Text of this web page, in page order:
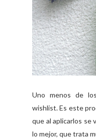
Uno menos de
wishlist. Es este
que al aplicarlos se
lo mejor, que trata